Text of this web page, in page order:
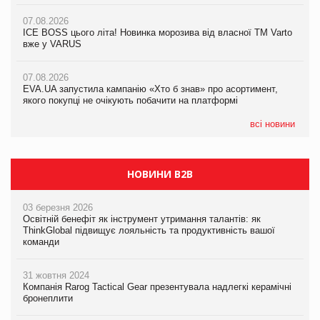
07.08.2026
ICE BOSS цього літа! Новинка морозива від власної ТМ Varto
вже у VARUS
07.08.2026
EVA.UA запустила кампанію «Хто б знав» про асортимент,
якого покупці не очікують побачити на платформі
всі новини
06.08.2026
Смачна новинка для хвостатих: у VARUS з’явилися паучі
05.08.2026
Мережа супермаркетів VARUS купує мережу магазинів
Продажі Hugo Boss впали на 9%
НОВИНИ B2B
03 березня 2026
Освітній бенефіт як інструмент утримання талантів: як
ThinkGlobal підвищує лояльність та продуктивність вашої
команди
31 жовтня 2024
Компанія Rarog Tactical Gear презентувала надлегкі керамічні
бронеплити